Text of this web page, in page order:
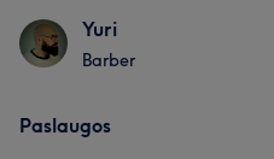
Yuri
Barber
Paslaugos